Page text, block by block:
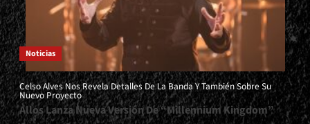
Noticias
Celso Alves Nos Revela Detalles De La Banda Y También Sobre Su
Nuevo Proyecto
Allos Lanza Nueva Versión De “Millennium Kingdom”